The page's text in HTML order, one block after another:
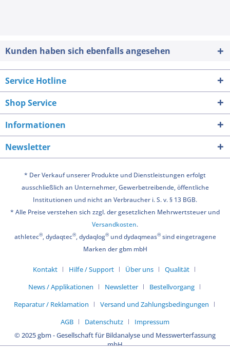
Kunden haben sich ebenfalls angesehen
Service Hotline
Shop Service
Informationen
Newsletter
* Der Verkauf unserer Produkte und Dienstleistungen erfolgt
ausschließlich an Unternehmer, Gewerbetreibende, öffentliche
Institutionen und nicht an Verbraucher i. S. v. § 13 BGB.
* Alle Preise verstehen sich zzgl. der gesetzlichen Mehrwertsteuer und
Versandkosten.
athletec®, dydaqtec®, dydaqlog®und dydaqmeas®sind eingetragene
Marken der gbm mbH
Kontakt Hilfe / Support Über uns
Qualität
News / Applikationen
Newsletter
Bestellvorgang
Reparatur / Reklamation
Versand und Zahlungsbedingungen
AGB
Datenschutz
Impressum
© 2025 gbm - Gesellschaft für Bildanalyse und Messwerterfassung
mbH